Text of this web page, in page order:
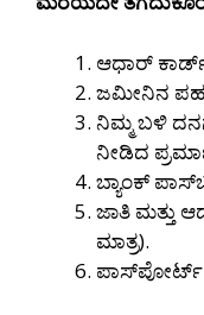
ಆಧಾರ್
ಜಮೀನಿನ
ನಿಮ್ಮ ಬಳಿ
ನೀಡಿದ
ಬ್ಯಾಂಕ್
ಜಾತಿ ಮತ್ತು
ಮಾತ್ರ).